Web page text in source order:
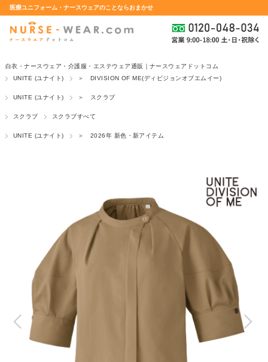
医療ユニフォーム・ナースウェアのことならおまかせ
白衣・ナースウェア・介護服・エステウェア通販｜ナースウェアドットコム
UNITE (ユナイト)
＞ DIVISION OF ME(ディビジョンオブエムイー)
UNITE (ユナイト) ＞ スクラブ
スクラブ スクラブすべて
UNITE (ユナイト) ＞ 2026年 新色・新アイテム